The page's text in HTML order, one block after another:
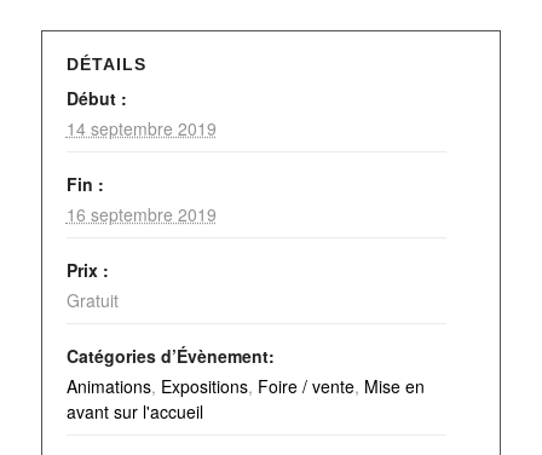
DÉTAILS
Début :
14 septembre 2019
Fin :
16 septembre 2019
Prix :
Gratuit
Catégories d’Évènement:
Animations, Expositions, Foire / vente, Mise en
avant sur l'accueil